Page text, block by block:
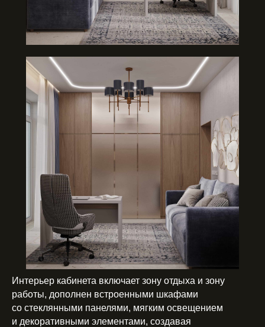
Интерьер кабинета включает зону отдыха и зону
работы, дополнен встроенными шкафами
со стеклянными панелями, мягким освещением
и декоративными элементами, создавая